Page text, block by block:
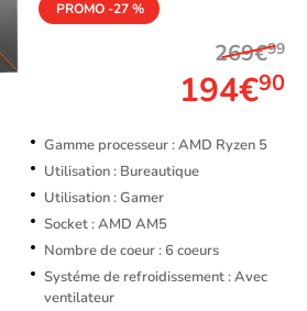
PROMO -27 %
269€99
194€90
Gamme processeur : AMD Ryzen 5
Utilisation : Bureautique
Utilisation : Gamer
Socket : AMD AM5
Nombre de coeur : 6 coeurs
Systéme de refroidissement : Avec
ventilateur